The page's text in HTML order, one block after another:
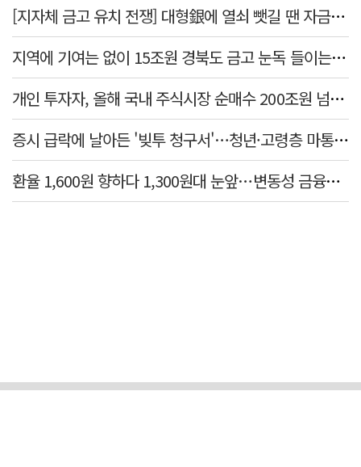
[지자체 금고 유치 전쟁] 대형銀에 열쇠 뺏길 땐 자금 역외 유출→재투자 선순환 붕괴
지역에 기여는 없이 15조원 경북도 금고 눈독 들이는 대형銀
개인 투자자, 올해 국내 주식시장 순매수 200조원 넘었다
증시 급락에 날아든 '빚투 청구서'…청년·고령층 마통 연체↑
환율 1,600원 향하다 1,300원대 눈앞…변동성 금융위기 후 최고